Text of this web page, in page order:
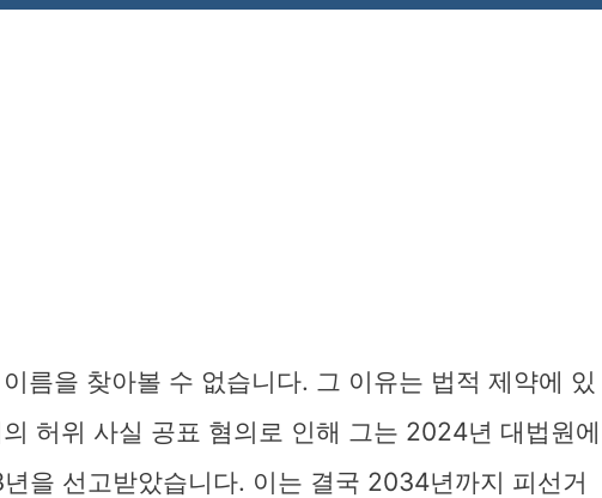
름을 찾아볼 수 없습니다. 그 이유는 법적 제약에 있
허위 사실 공표 혐의로 인해 그는 2024년 대법원에
을 선고받았습니다. 이는 결국 2034년까지 피선거